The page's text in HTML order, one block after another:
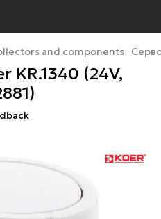
and components
KR.1340 (24V,